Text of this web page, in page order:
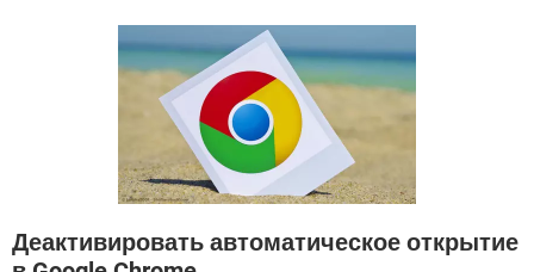
Деактивировать автоматическое открытие